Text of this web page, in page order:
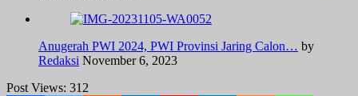
Anugerah PWI 2024, PWI Provinsi Jaring Calon… by
Redaksi November 6, 2023
Post Views: 312